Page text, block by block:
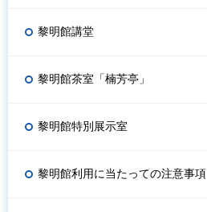
黎明館講堂
黎明館茶室「楠芳亭」
黎明館特別展示室
黎明館利用に当たっての注意事項